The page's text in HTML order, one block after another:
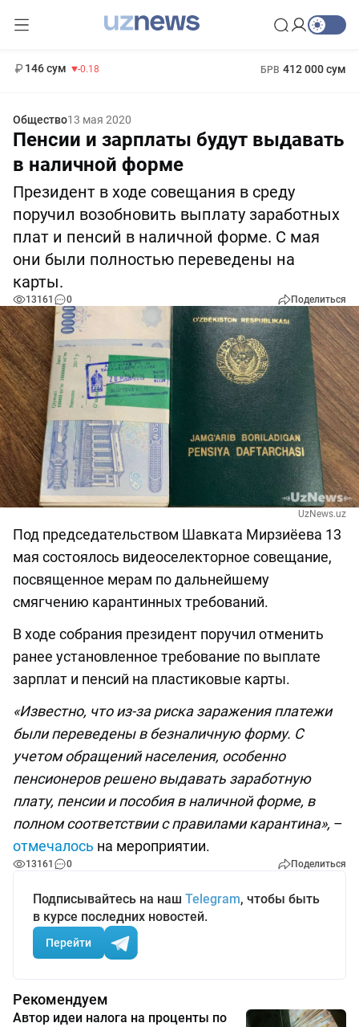
146 сум -0.18 БРВ 412 000 сум
Общество13 мая 2020
Пенсии и зарплаты будут выдавать
в наличной форме
Президент в ходе совещания в среду
поручил возобновить выплату заработных
плат и пенсий в наличной форме. С мая
они были полностью переведены на
карты.
13161 0 Поделиться
UzNews.uz
Под председательством Шавката Мирзиёева 13
мая состоялось видеоселекторное совещание,
посвященное мерам по дальнейшему
смягчению карантинных требований.
В ходе собрания президент поручил отменить
ранее установленное требование по выплате
зарплат и пенсий на пластиковые карты.
«Известно, что из-за риска заражения платежи
были переведены в безналичную форму. С
учетом обращений населения, особенно
пенсионеров решено выдавать заработную
плату, пенсии и пособия в наличной форме, в
полном соответствии с правилами карантина», –
отмечалось на мероприятии.
13161 0 Поделиться
Подписывайтесь на наш Telegram, чтобы быть
в курсе последних новостей.
Перейти
Рекомендуем
Автор идеи налога на проценты по